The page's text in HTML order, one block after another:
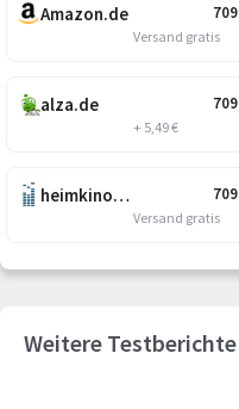
709
Amazon.de
Versand gratis
709
alza.de
+ 5,49 €
709
heimkino.de
Versand gratis
Weitere Testberichte